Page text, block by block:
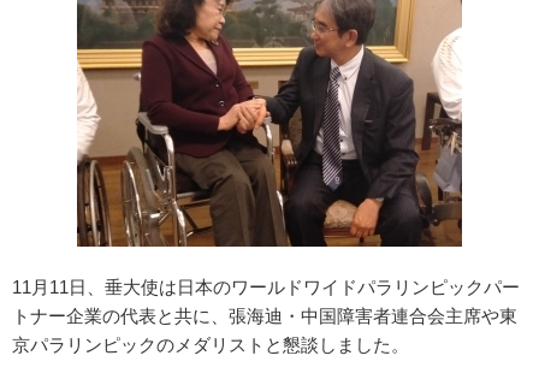
11月11日、垂大使は日本のワールドワイドパラリンピックパー
トナー企業の代表と共に、張海迪・中国障害者連合会主席や東
京パラリンピックのメダリストと懇談しました。